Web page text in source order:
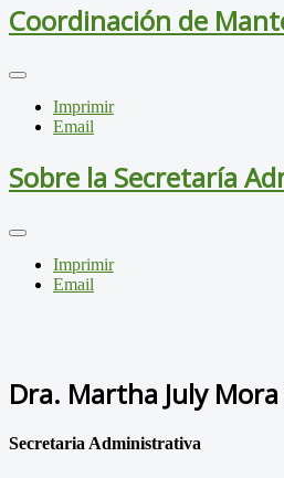
Coordinación de
Imprimir
Email
Sobre la Secretaría
Imprimir
Email
Dra. Martha July
Secretaria Administrativa